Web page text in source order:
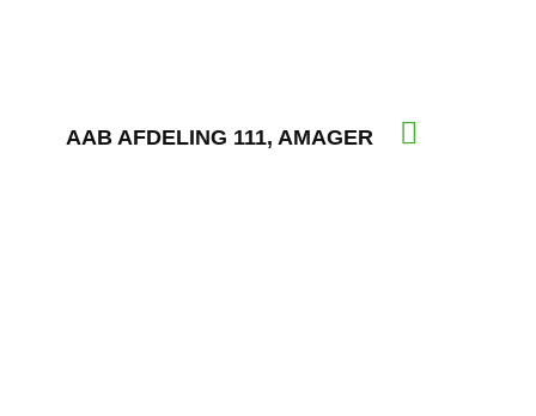
AAB AFDELING 111, AMAGER